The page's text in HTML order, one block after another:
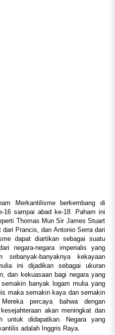
Merkantilisme berkembang di
16 sampai abad ke-18. Paham ini
Thomas Mun Sir James Stuart
Prancis, dan Antonio Serra dari
dapat diartikan sebagai suatu
negara-negara imperialis yang
sebanyak-banyaknya kekayaan
ini dijadikan sebagai ukuran
dan kekuasaan bagi negara yang
banyak logam mulia yang
maka semakin kaya dan semakin
percaya bahwa dengan
akan meningkat dan
untuk didapatkan. Negara yang
adalah Inggris Raya.